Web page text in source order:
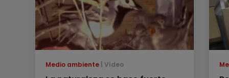
Medio ambiente Vídeo